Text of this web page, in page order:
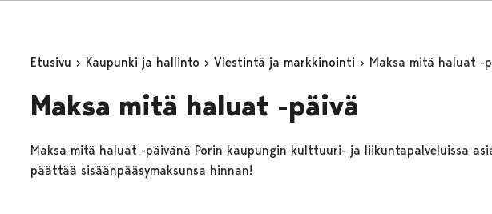
Etusivu Kaupunki ja hallinto Viestintä ja markkinointi Maksa mitä haluat -
Maksa mitä haluat -päivä
Maksa mitä haluat -päivänä Porin kaupungin kulttuuri- ja liikuntapalveluissa
päättää sisäänpääsymaksunsa hinnan!